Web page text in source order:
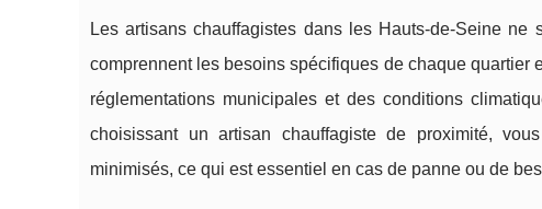
Les artisans chauffagistes dans les Hauts-de-Seine
comprennent les besoins spécifiques de chaque
réglementations municipales et des conditions
choisissant un artisan chauffagiste de proximité,
minimisés, ce qui est essentiel en cas de panne ou de